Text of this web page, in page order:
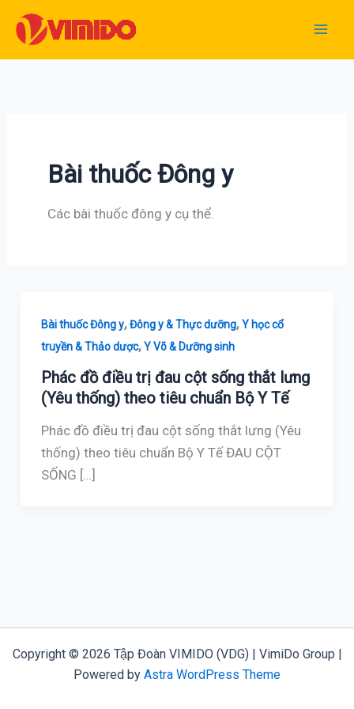
Nhảy
Bài thuốc Đông y
Các bài thuốc đông y cụ thể.
Bài thuốc Đông y,Đông y & Thực dưỡng,Y học cổ
truyền & Thảo dược,Y Võ & Dưỡng sinh
Phác đồ điều trị đau cột sống thắt lưng
(Yêu thống) theo tiêu chuẩn Bộ Y Tế
Phác đồ điều trị đau cột sống thắt lưng (Yêu
thống) theo tiêu chuẩn Bộ Y Tế ĐAU CỘT
SỐNG […]
Copyright © 2026 Tập Đoàn VIMIDO (VDG) | VimiDo Group |
Powered by Astra WordPress Theme